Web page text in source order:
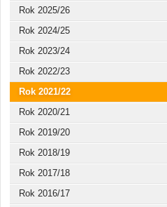
Rok 2025/26
Rok 2024/25
Rok 2023/24
Rok 2022/23
Rok 2021/22
Rok 2020/21
Rok 2019/20
Rok 2018/19
Rok 2017/18
Rok 2016/17